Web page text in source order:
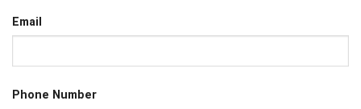
Email
Phone Number